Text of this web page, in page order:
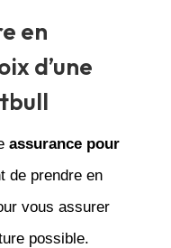
en
d’une
assurance pour
de prendre en
vous assurer
possible.